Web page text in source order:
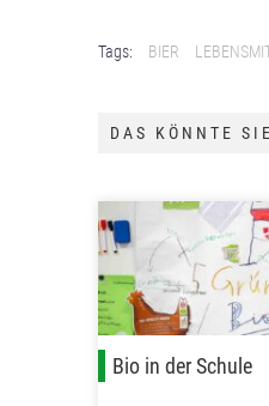
Tags: BIER
DAS KÖNNTE
Bio in der Schule